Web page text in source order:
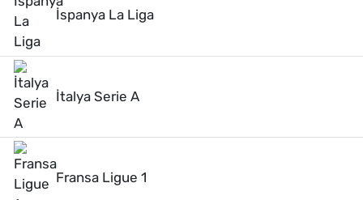
İspanya La Liga
İtalya Serie A
Fransa Ligue 1